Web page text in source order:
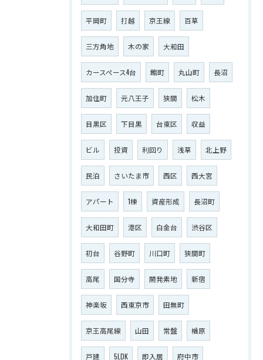
平岡町 打越 京王線 百草
三方角地 木の家 大和田
カースペース4台 館町 丸山町 長沼
加住町 元八王子 狭間 松木
目黒区 下目黒 台東区 収益
ビル 投資 利回り 浅草 北上野
民泊 さいたま市 西区 西大宮
アパート 1棟 資産形成 長沼町
大和田町 港区 白金台 渋谷区
初台 谷野町 川口町 狭間町
高尾 国分寺 開発素地 新宿
神楽坂 西東京市 田無町
京王高尾線 山田 常盤 楢原
戸建 5LDK 即入居 府中市